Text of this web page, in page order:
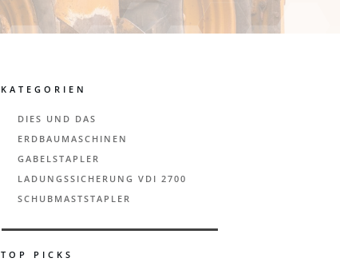
KATEGORIEN
DIES UND DAS
ERDBAUMASCHINEN
GABELSTAPLER
LADUNGSSICHERUNG VDI 2700
SCHUBMASTSTAPLER
TOP PICKS